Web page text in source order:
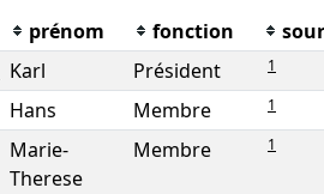
prénom fonction
Karl Président 1
Hans Membre 1
Marie-
Therese
Membre 1